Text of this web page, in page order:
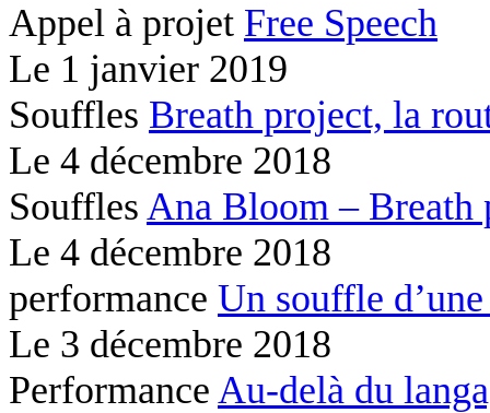
Appel à projet Free Speech
Le 1 janvier 2019
Souffles Breath project, la
Le 4 décembre 2018
Souffles Ana Bloom –
Le 4 décembre 2018
performance Un souffle
Le 3 décembre 2018
Performance Au-delà du